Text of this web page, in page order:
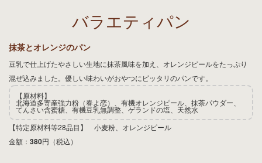
バラエティパン
抹茶とオレンジのパン
豆乳で仕上げたやさしい生地に抹茶風味を加え、オレンジピールをたっぷり
混ぜ込みました。優しい味わいがおやつにピッタリのパンです。
【原材料】
北海道多寄産強力粉（春よ恋）、有機オレンジピール、抹茶パウダー、
てんさい含蜜糖、有機豆乳無調整、ゲランドの塩、天然水
【特定原材料等28品目】 小麦粉、オレンジピール
金額： 380円（税込）